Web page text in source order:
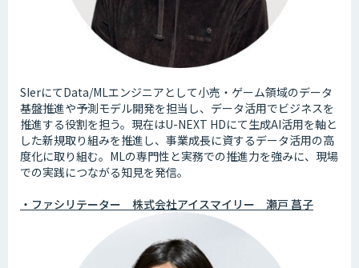
SIerにてData/MLエンジニアとして小売・ゲーム領域のデータ
基盤推進や予測モデル開発を担当し、データ活用でビジネスを
推進する役割を担う。現在はU-NEXT HDにて生成AI活用を軸と
した新規取り組みを推進し、事業成長に資するデータ活用の高
度化に取り組む。MLの専門性と実務での推進力を強みに、現場
での実践につながる知見を発信。
・ファシリテーター 株式会社アイスマイリー 瀬戸 菖子